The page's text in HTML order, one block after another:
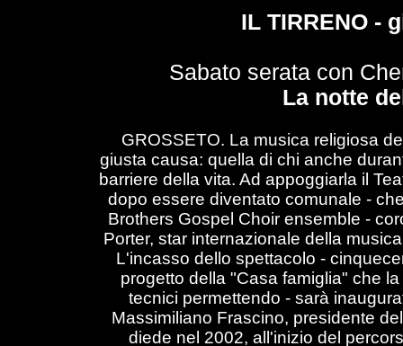
IL TIRRENO -
Sabato serata con
La notte
GROSSETO. La musica religiosa
giusta causa: quella di chi anche
barriere della vita. Ad appoggiarla il
dopo essere diventato comunale -
Brothers Gospel Choir ensemble -
Porter, star internazionale della
L'incasso dello spettacolo -
progetto della "Casa famiglia" che
tecnici permettendo - sarà
Massimiliano Frascino, presidente
diede nel 2002, all'inizio del